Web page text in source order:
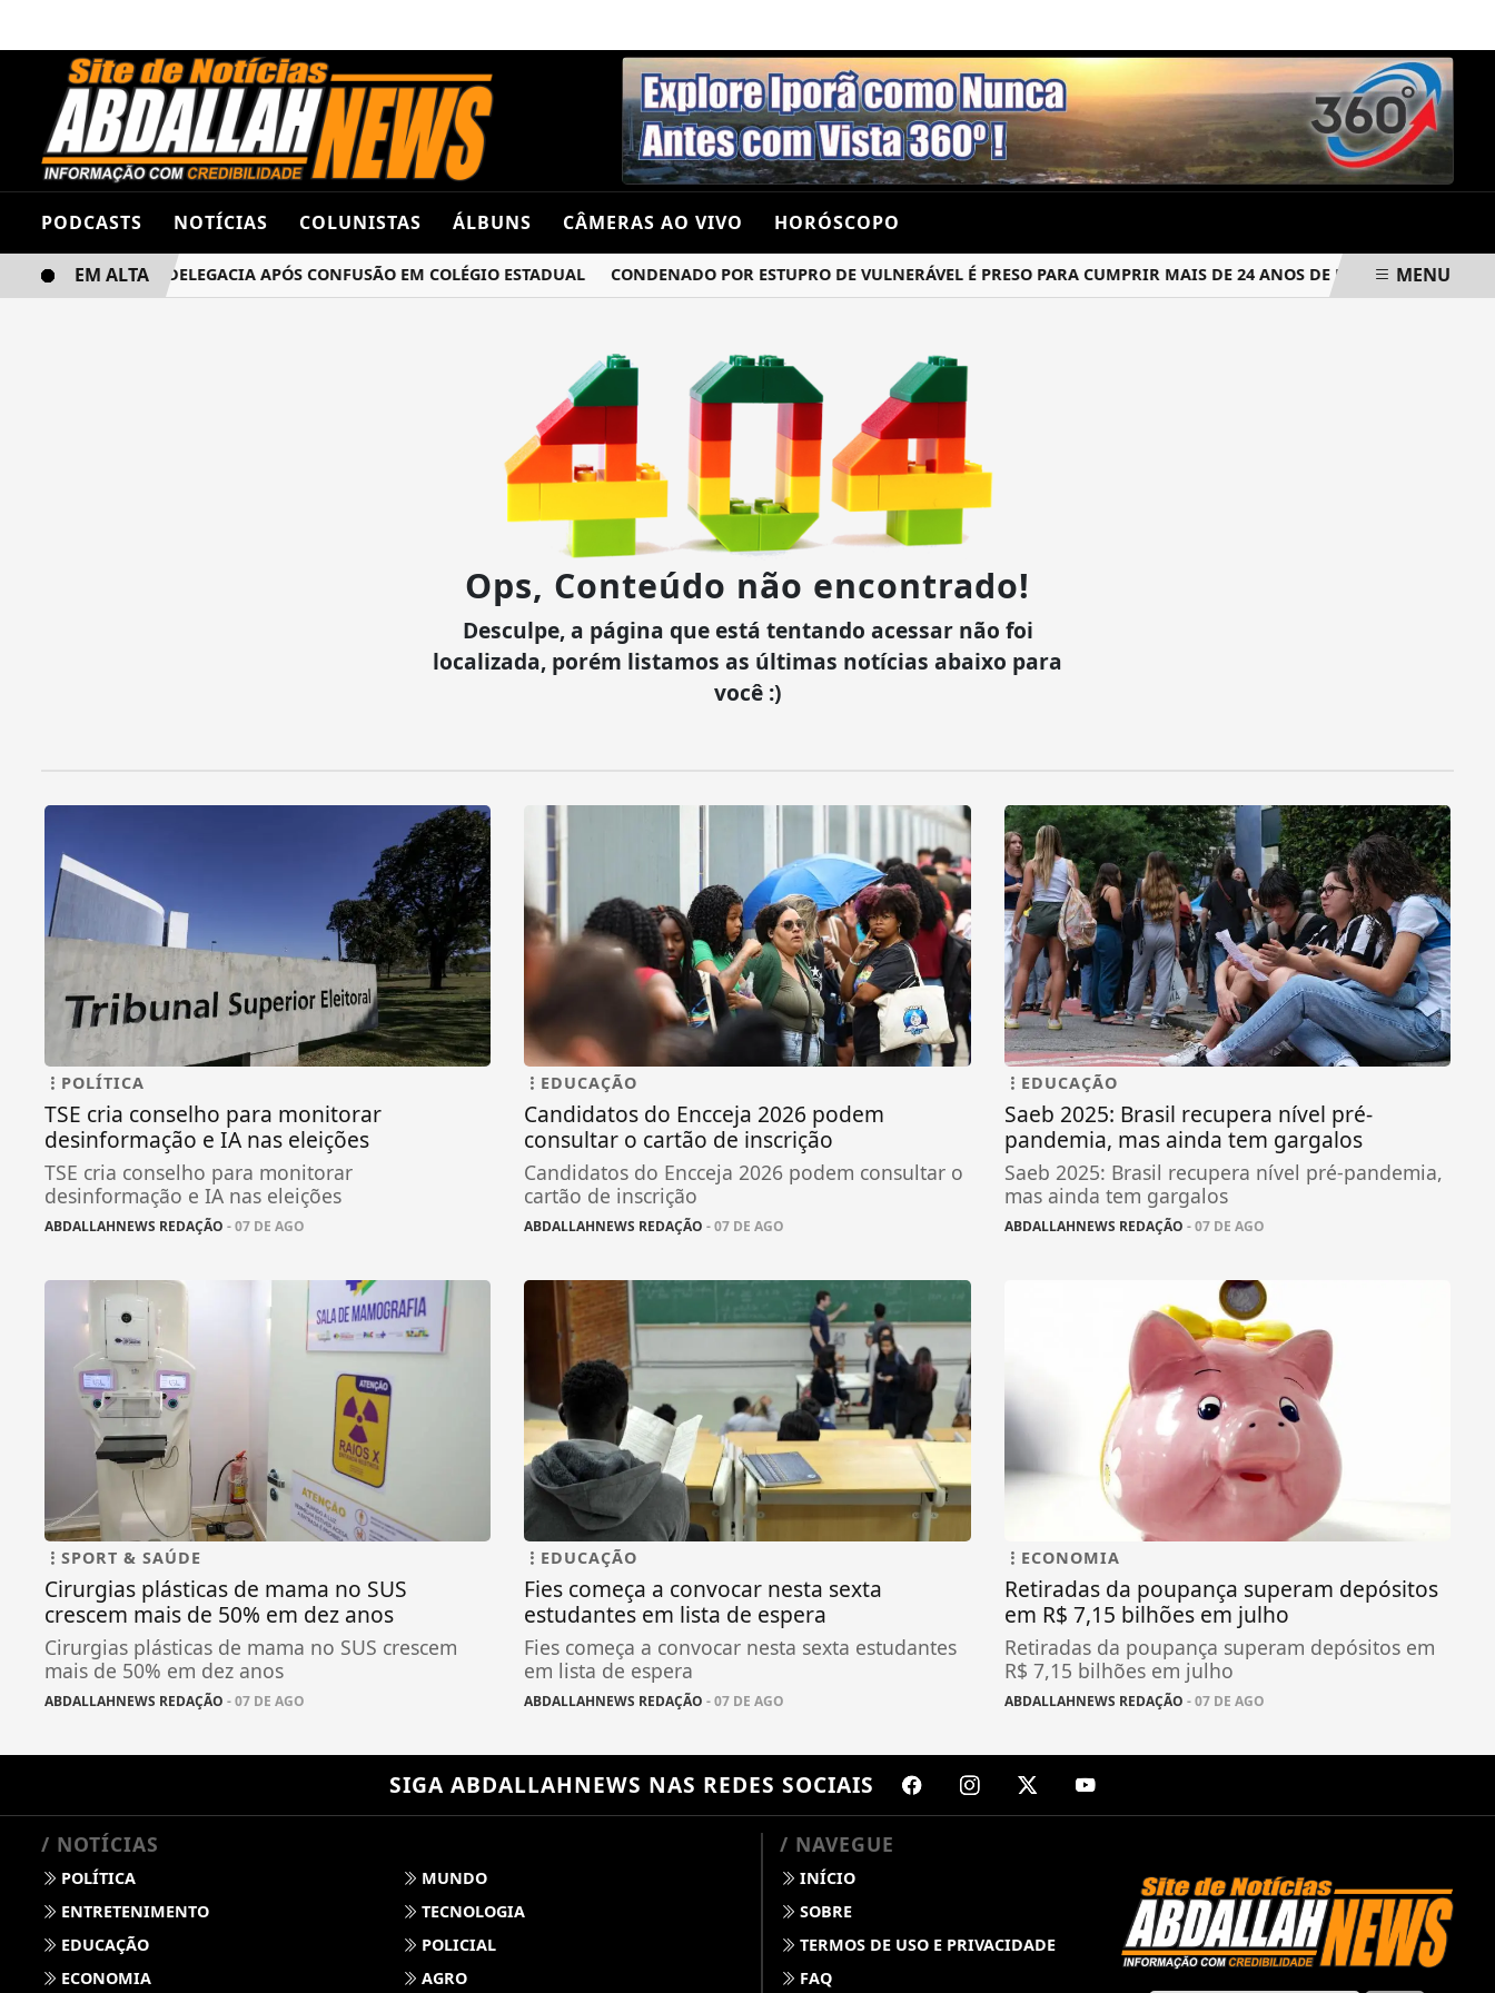
PODCASTS NOTÍCIAS COLUNISTAS ÁLBUNS CÂMERAS AO VIVO HORÓSCOPO
TERMINA NA DELEGACIA APÓS CONFUSÃO EM COLÉGIO ESTADUAL CONDENADO POR ESTUPRO DE VULNERÁVEL É PRESO PARA CUMPRIR MAIS DE 24 ANOS DE PRISÃO
EM ALTA MENU
Ops, Conteúdo não encontrado!
Desculpe, a página que está tentando acessar não foi
localizada, porém listamos as últimas notícias abaixo para
você :)
POLÍTICA
TSE cria conselho para monitorar
desinformação e IA nas eleições
TSE cria conselho para monitorar
desinformação e IA nas eleições
ABDALLAHNEWS REDAÇÃO - 07 DE AGO
EDUCAÇÃO
Candidatos do Encceja 2026 podem
consultar o cartão de inscrição
Candidatos do Encceja 2026 podem consultar o
cartão de inscrição
ABDALLAHNEWS REDAÇÃO - 07 DE AGO
EDUCAÇÃO
Saeb 2025: Brasil recupera nível pré-
pandemia, mas ainda tem gargalos
Saeb 2025: Brasil recupera nível pré-pandemia,
mas ainda tem gargalos
ABDALLAHNEWS REDAÇÃO - 07 DE AGO
SPORT & SAÚDE
Cirurgias plásticas de mama no SUS
crescem mais de 50% em dez anos
Cirurgias plásticas de mama no SUS crescem
mais de 50% em dez anos
ABDALLAHNEWS REDAÇÃO - 07 DE AGO
EDUCAÇÃO
Fies começa a convocar nesta sexta
estudantes em lista de espera
Fies começa a convocar nesta sexta estudantes
em lista de espera
ABDALLAHNEWS REDAÇÃO - 07 DE AGO
ECONOMIA
Retiradas da poupança superam depósitos
em R$ 7,15 bilhões em julho
Retiradas da poupança superam depósitos em
R$ 7,15 bilhões em julho
ABDALLAHNEWS REDAÇÃO - 07 DE AGO
SIGA ABDALLAHNEWS NAS REDES SOCIAIS
/ NOTÍCIAS
POLÍTICA
MUNDO
ENTRETENIMENTO
TECNOLOGIA
EDUCAÇÃO
POLICIAL
ECONOMIA
AGRO
/ NAVEGUE
INÍCIO
SOBRE
TERMOS DE USO E PRIVACIDADE
FAQ